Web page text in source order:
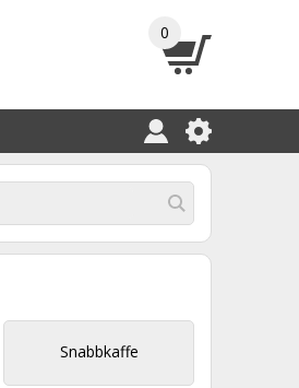
0
Snabbkaffe